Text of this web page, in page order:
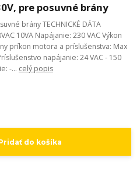
pre posuvné brány
brány TECHNICKÉ DÁTA
10VA Napájanie: 230 VAC Výkon
príkon motora a príslušenstva: Max
napájanie: 24 VAC - 150
-... celý popis
do košíka